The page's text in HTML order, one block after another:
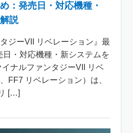
：発売日・対応機種・
説
ジーVII リベレーション』最
・対応機種・新システムを
ナルファンタジーVII リベ
FF7 リベレーション）は、
[…]